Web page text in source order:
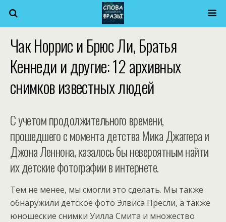
Чак Норрис и Брюс Ли, Братья
Кеннеди и другие: 12 архивных
снимков известных людей
С учетом продолжительного времени,
прошедшего с момента детства Мика Джаггера и
Джона Леннона, казалось бы невероятным найти
их детские фотографии в интернете.
Тем не менее, мы смогли это сделать. Мы также
обнаружили детское фото Элвиса Пресли, а также
юношеские снимки Уилла Смита и множество